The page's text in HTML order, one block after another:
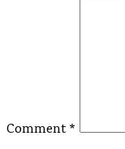
Comment*